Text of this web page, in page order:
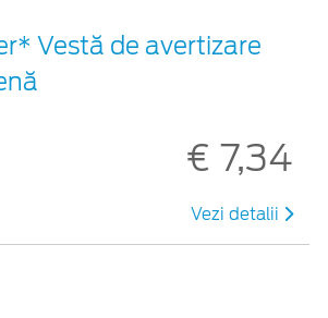
Vestă de avertizare
€ 7,34
Vezi detalii